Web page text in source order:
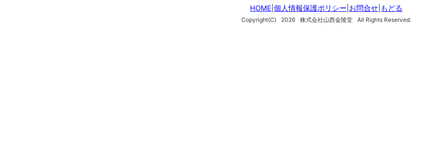
HOME 個人情報保護ポリシー お問合せ もどる
Copyright(C) 2026 株式会社山西金陵堂 All Rights Reserved.